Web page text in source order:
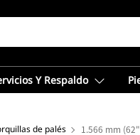
Y Respaldo
de palés 1.566 mm